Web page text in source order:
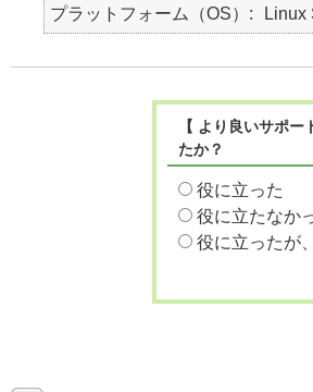
プラットフォーム（OS） Linux
【 より良いサポ
たか？
役に立った
役に立たなか
役に立ったが